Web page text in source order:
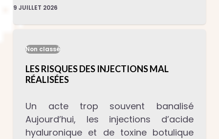
9 JUILLET 2026
Non classé
LES RISQUES DES INJECTIONS MAL
RÉALISÉES
Un acte trop souvent banalisé
Aujourd’hui, les injections d’acide
hyaluronique et de toxine botulique